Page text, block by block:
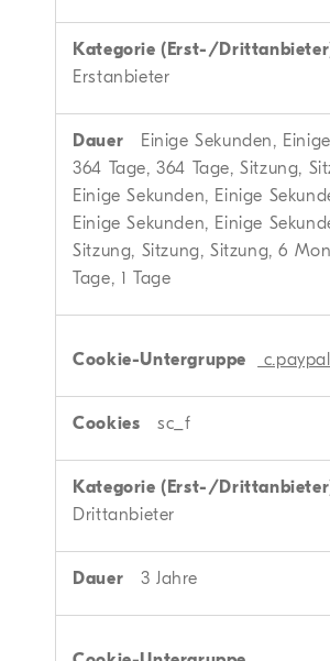
Erstanbieter
Einige Sekunden,
364 Tage, 364 Tage, Sitzung,
Einige Sekunden, Einige
Einige Sekunden, Einige
Sitzung, Sitzung, Sitzung, 6
Tage, 1 Tage
sc_f
Drittanbieter
3 Jahre